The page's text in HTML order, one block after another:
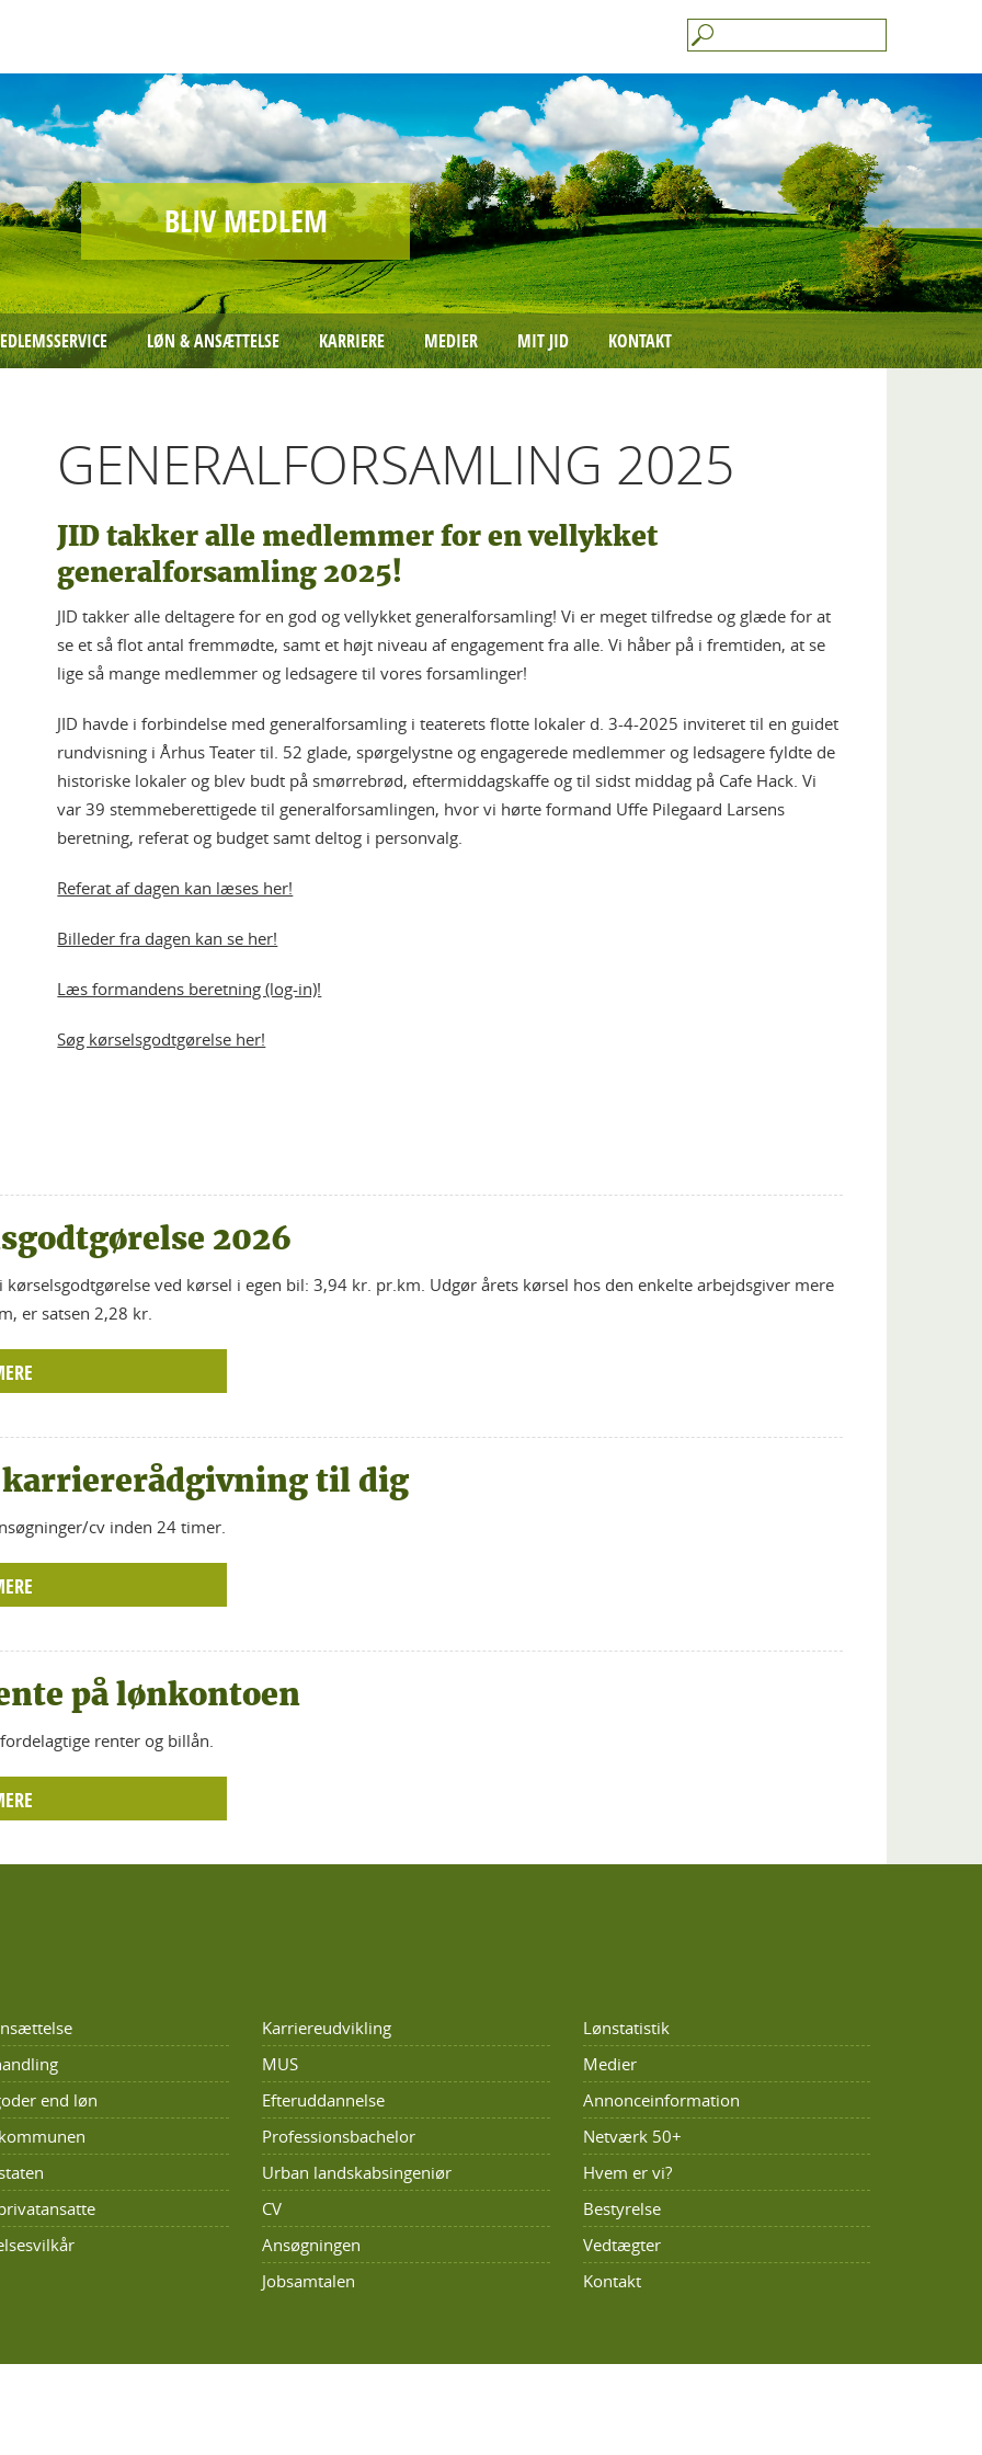
BLIV MEDLEM
LØN & ANSÆTTELSE KARRIERE MEDIER MIT JID KONTAKT
GENERALFORSAMLING 2025
JID takker alle medlemmer for en vellykket
generalforsamling 2025!
JID takker alle deltagere for en god og vellykket generalforsamling! Vi er meget tilfredse og glæde for at
se et så flot antal fremmødte, samt et højt niveau af engagement fra alle. Vi håber på i fremtiden, at se
lige så mange medlemmer og ledsagere til vores forsamlinger!
JID havde i forbindelse med generalforsamling i teaterets flotte lokaler d. 3-4-2025 inviteret til en guidet
rundvisning i Århus Teater til. 52 glade, spørgelystne og engagerede medlemmer og ledsagere fyldte de
historiske lokaler og blev budt på smørrebrød, eftermiddagskaffe og til sidst middag på Cafe Hack. Vi
var 39 stemmeberettigede til generalforsamlingen, hvor vi hørte formand Uffe Pilegaard Larsens
beretning, referat og budget samt deltog i personvalg.
Referat af dagen kan læses her!
Billeder fra dagen kan se her!
Læs formandens beretning (log-in)!
Søg kørselsgodtgørelse her!
2026
ved kørsel i egen bil: 3,94 kr. pr.km. Udgør årets kørsel hos den enkelte arbejdsgiver mere
er satsen 2,28 kr.
karriererådgivning til dig
cv inden 24 timer.
på lønkontoen
renter og billån.
end løn
Karriereudvikling
MUS
Efteruddannelse
Professionsbachelor
Urban landskabsingeniør
CV
Ansøgningen
Jobsamtalen
Lønstatistik
Medier
Annonceinformation
Netværk 50+
Hvem er vi?
Bestyrelse
Vedtægter
Kontakt